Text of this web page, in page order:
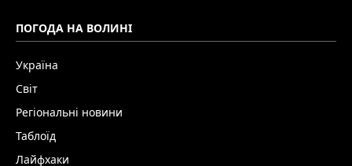
ПОГОДА НА ВОЛИНІ
Україна
Світ
Регіональні новини
Таблоїд
Лайфхаки